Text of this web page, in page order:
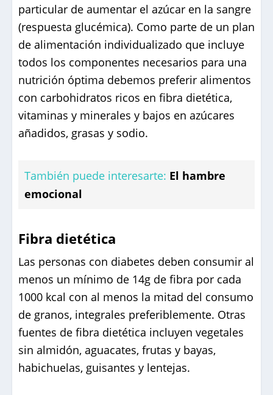
particular de aumentar el azúcar en la sangre
(respuesta glucémica). Como parte de un plan
de alimentación individualizado que incluye
todos los componentes necesarios para una
nutrición óptima debemos preferir alimentos
con carbohidratos ricos en fibra dietética,
vitaminas y minerales y bajos en azúcares
añadidos, grasas y sodio.
También puede interesarte: El hambre
emocional
Fibra dietética
Las personas con diabetes deben consumir al
menos un mínimo de 14g de fibra por cada
1000 kcal con al menos la mitad del consumo
de granos, integrales preferiblemente. Otras
fuentes de fibra dietética incluyen vegetales
sin almidón, aguacates, frutas y bayas,
habichuelas, guisantes y lentejas.